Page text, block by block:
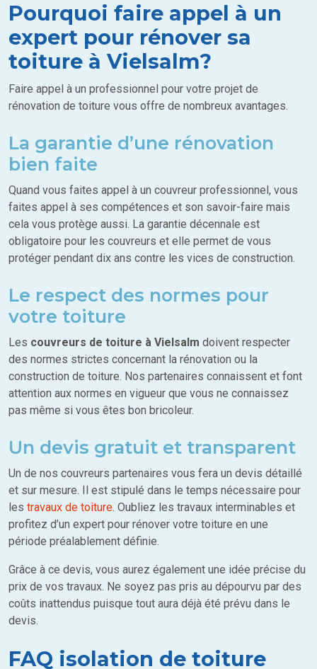
Pourquoi faire appel à un
expert pour rénover sa
toiture à Vielsalm?
Faire appel à un professionnel pour votre projet de
rénovation de toiture vous offre de nombreux avantages.
La garantie d’une rénovation
bien faite
Quand vous faites appel à un couvreur professionnel, vous
faites appel à ses compétences et son savoir-faire mais
cela vous protège aussi. La garantie décennale est
obligatoire pour les couvreurs et elle permet de vous
protéger pendant dix ans contre les vices de construction.
Le respect des normes pour
votre toiture
Les couvreurs de toiture à Vielsalm doivent respecter
des normes strictes concernant la rénovation ou la
construction de toiture. Nos partenaires connaissent et font
attention aux normes en vigueur que vous ne connaissez
pas même si vous êtes bon bricoleur.
Un devis gratuit et transparent
Un de nos couvreurs partenaires vous fera un devis détaillé
et sur mesure. Il est stipulé dans le temps nécessaire pour
les travaux de toiture. Oubliez les travaux interminables et
profitez d’un expert pour rénover votre toiture en une
période préalablement définie.
Grâce à ce devis, vous aurez également une idée précise du
prix de vos travaux. Ne soyez pas pris au dépourvu par des
coûts inattendus puisque tout aura déjà été prévu dans le
devis.
FAQ isolation de toiture